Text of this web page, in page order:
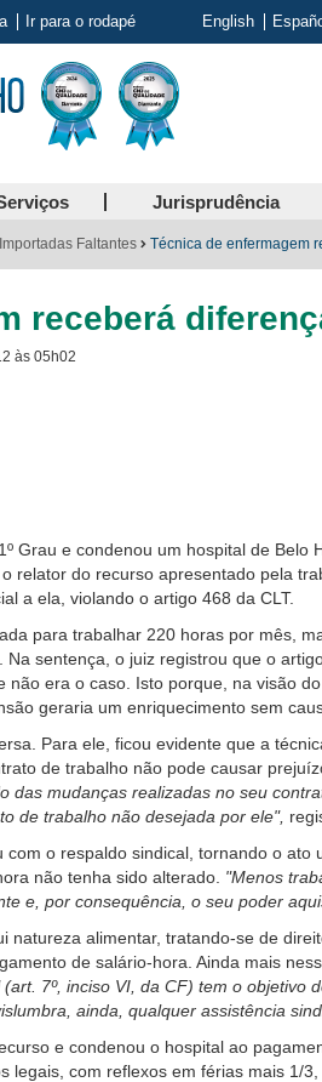
Ir para o rodapé English
Jurisprudência
Importadas Faltantes Técnica de enfermagem
receberá
às 05h02
Grau e condenou um hospital de
relator do recurso apresentado pela
a ela, violando o artigo 468 da CLT.
para trabalhar 220 horas por mês,
sentença, o juiz registrou que o
era o caso. Isto porque, na visão
geraria um enriquecimento sem
Para ele, ficou evidente que a
de trabalho não pode causar
das mudanças realizadas no seu
de trabalho não desejada por ele",
o respaldo sindical, tornando o
não tenha sido alterado. "Menos
e, por consequência, o seu poder
natureza alimentar, tratando-se de
de salário-hora. Ainda mais
7º, inciso VI, da CF) tem o
ainda, qualquer assistência
e condenou o hospital ao
legais, com reflexos em férias mais 1/